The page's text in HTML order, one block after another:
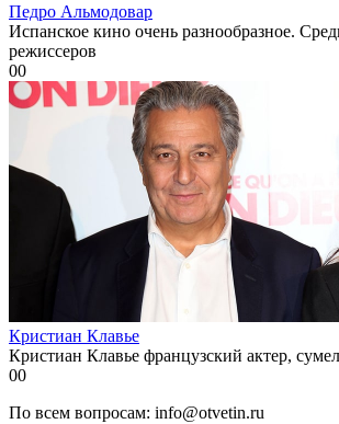
Педро Альмодовар
Испанское кино очень разнообразное.
режиссеров
00
Кристиан Клавье
Кристиан Клавье французский актер,
00
По всем вопросам: info@otvetin.ru